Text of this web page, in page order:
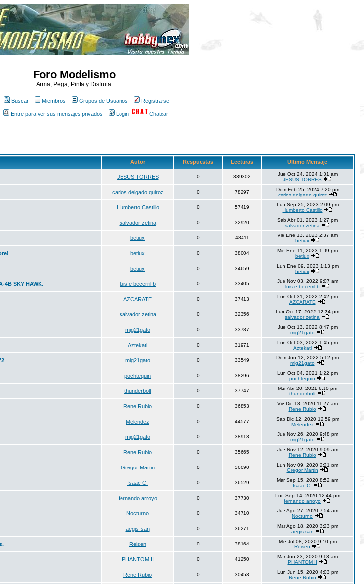
Foro Modelismo
Arma, Pega, Pinta y Disfruta.
Buscar Miembros Grupos de Usuarios Registrarse
Entre para ver sus mensajes privados Login Chatear
Autor Respuestas Lecturas Ultimo Mensaje
JESUS TORRES 0 339802
Jue Oct 24, 2024 1:01 am
JESUS TORRES
carlos delgado quiroz 0 78297
Dom Feb 25, 2024 7:20 pm
carlos delgado quiroz
Humberto Castillo 0 57419
Lun Sep 25, 2023 2:09 pm
Humberto Castillo
salvador zetina 0 32920
Sab Abr 01, 2023 1:27 pm
salvador zetina
betiux 0 48411
Vie Ene 13, 2023 2:37 am
betiux
betiux 0 38004
Mie Ene 11, 2023 1:09 pm
betiux
betiux 0 34659
Lun Ene 09, 2023 1:13 pm
betiux
4B SKY HAWK. luis e becerril b 0 33405
Jue Nov 03, 2022 9:07 am
luis e becerril b
AZCARATE 0 37413
Lun Oct 31, 2022 2:42 pm
AZCARATE
salvador zetina 0 32356
Lun Oct 17, 2022 12:34 pm
salvador zetina
mig21gato 0 33787
Jue Oct 13, 2022 8:47 pm
mig21gato
Aztekatl 0 31971
Lun Oct 03, 2022 1:45 pm
Aztekatl
mig21gato 0 33549
Dom Jun 12, 2022 5:12 pm
mig21gato
pochtequin 0 38296
Lun Oct 04, 2021 1:22 pm
pochtequin
thunderbolt 0 37747
Mar Abr 20, 2021 6:10 pm
thunderbolt
Rene Rubio 0 36853
Vie Dic 18, 2020 11:27 am
Rene Rubio
Melendez 0 44577
Sab Dic 12, 2020 12:59 pm
Melendez
mig21gato 0 38913
Jue Nov 26, 2020 9:48 pm
mig21gato
Rene Rubio 0 35665
Jue Nov 12, 2020 9:09 am
Rene Rubio
Gregor Martin 0 36090
Lun Nov 09, 2020 2:21 pm
Gregor Martin
Isaac C. 0 36529
Mar Sep 15, 2020 8:52 am
Isaac C.
fernando arroyo 0 37730
Lun Sep 14, 2020 12:44 pm
fernando arroyo
Nocturno 0 34710
Jue Ago 27, 2020 7:54 am
Nocturno
aegis-san 0 36271
Mar Ago 18, 2020 3:23 pm
aegis-san
Reisen 0 38164
Mie Jul 08, 2020 9:10 pm
Reisen
PHANTOM II 0 41250
Mar Jun 23, 2020 9:13 am
PHANTOM II
Rene Rubio 0 30453
Lun Jun 15, 2020 4:03 pm
Rene Rubio